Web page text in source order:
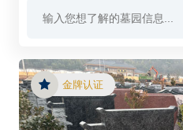
金牌认证